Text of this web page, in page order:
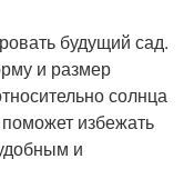
будущий сад.
и размер
солнца
избежать
и